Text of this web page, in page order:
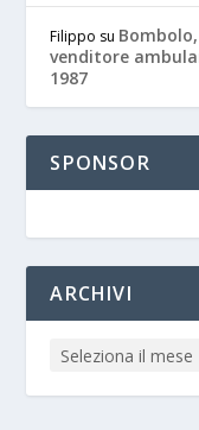
Filippo su
venditore
1987
SPONSOR
ARCHIVI